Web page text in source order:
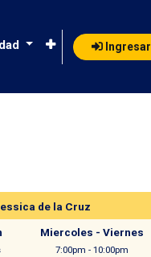
Ingresar
de la Cruz
Miercoles - Viernes
7:00pm - 10:00pm